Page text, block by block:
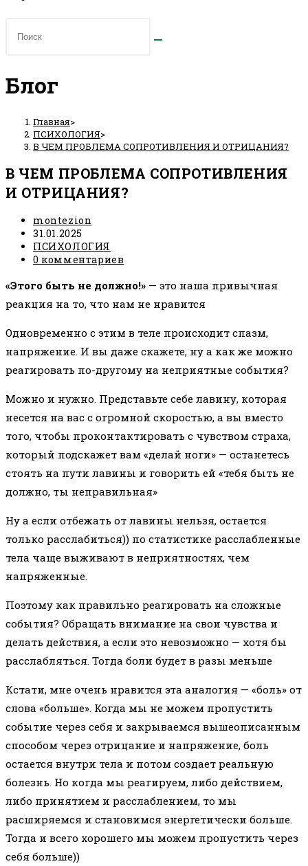
Блог
Главная>
ПСИХОЛОГИЯ>
В ЧЕМ ПРОБЛЕМА СОПРОТИВЛЕНИЯ И ОТРИЦАНИЯ?
В ЧЕМ ПРОБЛЕМА СОПРОТИВЛЕНИЯ
И ОТРИЦАНИЯ?
Автор
записи:
montezion
Запись
опубликована:
31.01.2025
Рубрика
записи:
ПСИХОЛОГИЯ
Комментарии
записи:
0 комментариев
«Этого быть не должно!» — это наша привычная
реакция на то, что нам не нравится
Одновременно с этим в теле происходит спазм,
напряжение. И вы даже скажете, ну а как же можно
реагировать по-другому на неприятные события?
Можно и нужно. Представьте себе лавину, которая
несется на вас с огромной скоростью, а вы вместо
того, чтобы проконтактировать с чувством страха,
который подскажет вам «делай ноги» — останетесь
стоять на пути лавины и говорить ей «тебя быть не
должно, ты неправильная»
Ну а если отбежать от лавины нельзя, остается
только расслабиться)) по статистике расслабленные
тела чаще выживают в неприятностях, чем
напряженные.
Поэтому как правильно реагировать на сложные
события? Обращать внимание на свои чувства и
делать действия, а если это невозможно — хотя бы
расслабляться. Тогда боли будет в разы меньше
Кстати, мне очень нравится эта аналогия — «боль» от
слова «больше». Когда мы не можем пропустить
событие через себя и закрываемся вышеописанным
способом через отрицание и напряжение, боль
остается внутри тела и потом создает реальную
болезнь. Но когда мы реагируем, либо действием,
либо принятием и расслаблением, то мы
расширяемся и становимся энергетически больше.
Тогда и всего хорошего мы можем пропустить через
себя больше))